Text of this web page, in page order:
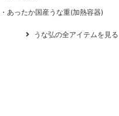
あったか国産うな重(加熱容器)
うな弘の全アイテムを見る